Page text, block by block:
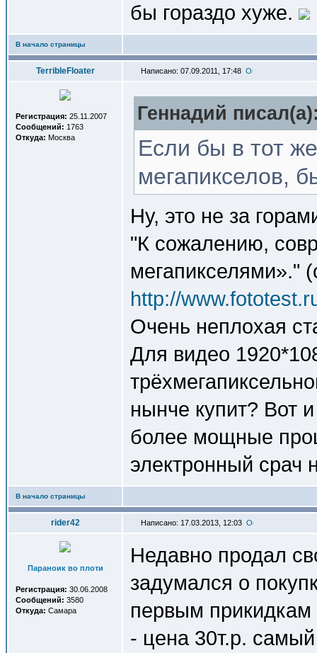
бы гораздо хуже.
В начало страницы
TerribleFloater Написано: 07.09.2011, 17:48
Регистрация: 25.11.2007
Сообщений: 1763
Откуда: Москва
Геннадий
Если бы в тот
мегапикселов,
Ну, это не за
"К сожалению,
мегапикселями»."
http://
Очень неплохая
Для видео
нынче купит? Вот
более мощные
электронный срач
В начало страницы
rider42 Написано: 17.03.2013, 12:03
Параноик во плоти
Регистрация: 30.06.2008
Сообщений: 3580
Откуда: Самара
Недавно продал
задумался о
первым прикидкам
- цена 30т.р.